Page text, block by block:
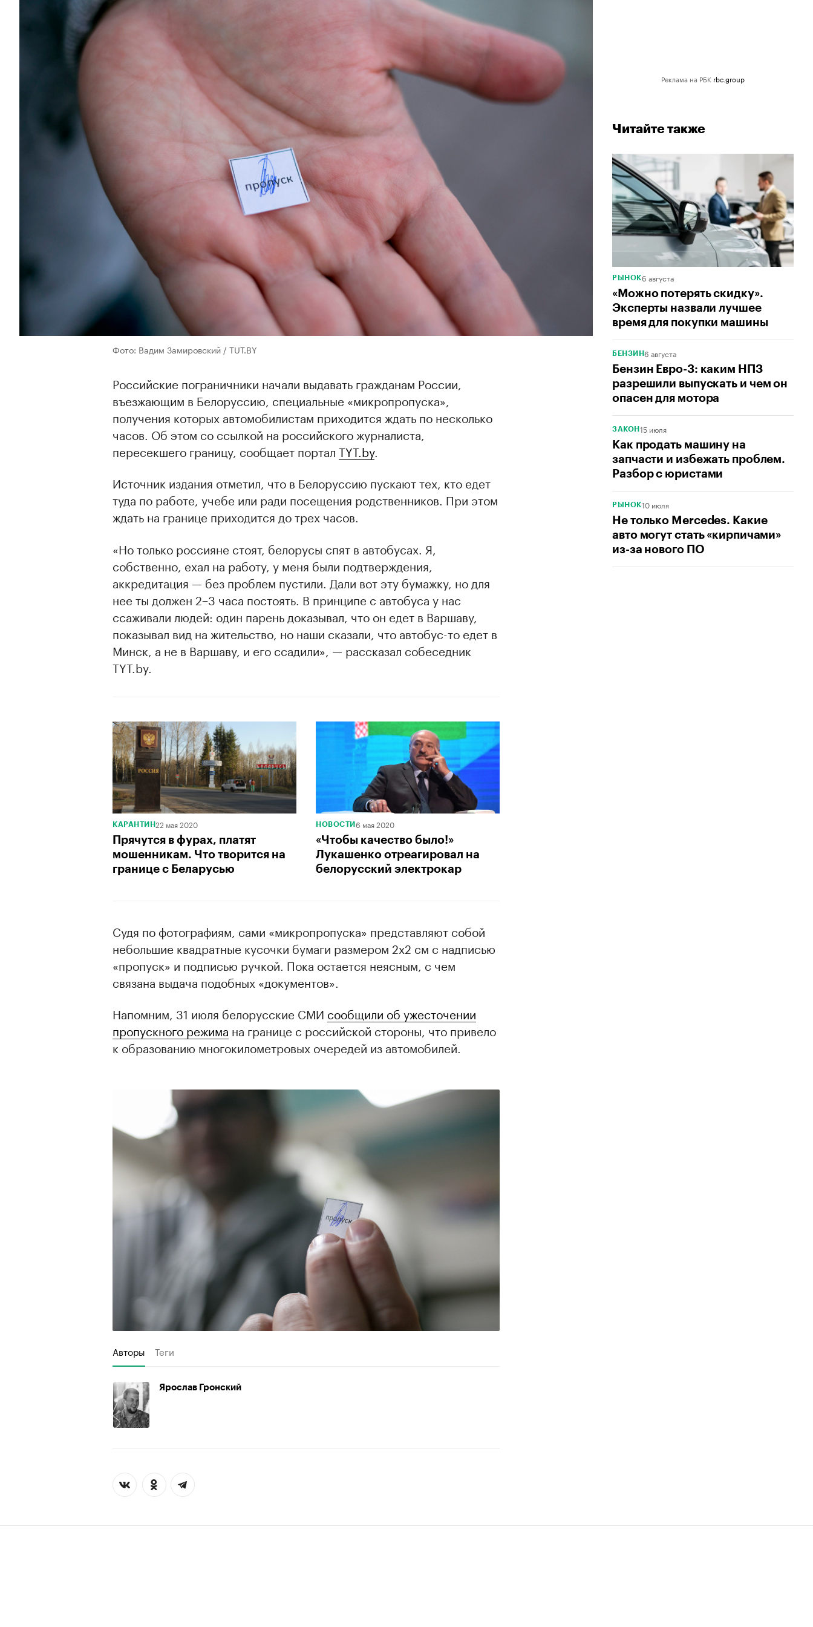
Читайте также
РЫНОК6 августа
«Можно потерять скидку».
Эксперты назвали лучшее
время для покупки машины
БЕНЗИН6 августа
Бензин Евро-3: каким НПЗ
разрешили выпускать и чем он
опасен для мотора
ЗАКОН 15 июля
Как продать машину на
запчасти и избежать проблем.
Разбор с юристами
РЫНОК10 июля
Не только Mercedes. Какие
авто могут стать «кирпичами»
из-за нового ПО
Фото: Вадим Замировский / TUT.BY
Российские пограничники начали выдавать гражданам России,
въезжающим в Белоруссию, специальные «микропропуска»,
получения которых автомобилистам приходится ждать по несколько
часов. Об этом со ссылкой на российского журналиста,
пересекшего границу, сообщает портал TYT.by.
Источник издания отметил, что в Белоруссию пускают тех, кто едет
туда по работе, учебе или ради посещения родственников. При этом
ждать на границе приходится до трех часов.
00:00 / 00:00
«Но только россияне стоят, белорусы спят в автобусах. Я,
собственно, ехал на работу, у меня были подтверждения,
аккредитация — без проблем пустили. Дали вот эту бумажку, но для
нее ты должен 2−3 часа постоять. В принципе с автобуса у нас
ссаживали людей: один парень доказывал, что он едет в Варшаву,
показывал вид на жительство, но наши сказали, что автобус-то едет в
Минск, а не в Варшаву, и его ссадили», — рассказал собеседник
TYT.by.
КАРАНТИН22 мая 2020
Прячутся в фурах, платят
мошенникам. Что творится на
границе с Беларусью
НОВОСТИ 6 мая 2020
«Чтобы качество было!»
Лукашенко отреагировал на
белорусский электрокар
Судя по фотографиям, сами «микропропуска» представляют собой
небольшие квадратные кусочки бумаги размером 2х2 см с надписью
«пропуск» и подписью ручкой. Пока остается неясным, с чем
связана выдача подобных «документов».
Напомним, 31 июля белорусские СМИ сообщили об ужесточении
пропускного режима на границе с российской стороны, что привело
к образованию многокилометровых очередей из автомобилей.
Авторы Теги
Ярослав Гронский